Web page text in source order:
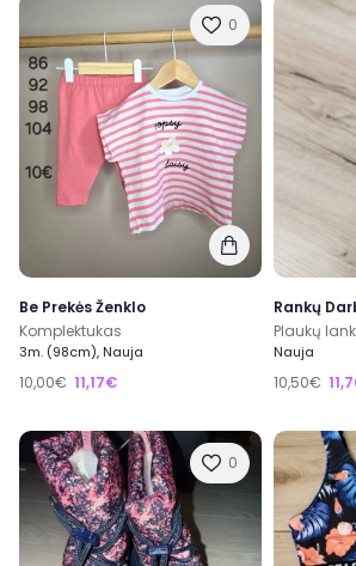
0
Be Prekės Ženklo
Komplektukas
3m. (98cm), Nauja
10,00€ 11,17€
Rankų
Plaukų
Nauja
10,50€
0